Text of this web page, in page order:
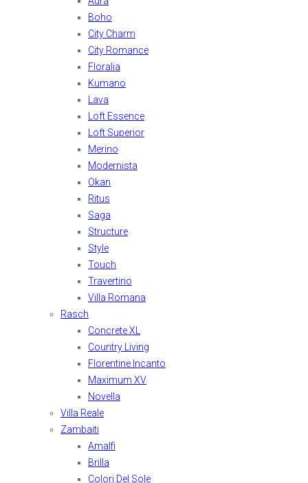
Boho
City Charm
City Romance
Floralia
Kumano
Lava
Loft Essence
Loft Superior
Merino
Modernista
Okan
Ritus
Saga
Structure
Style
Touch
Travertino
Villa Romana
Rasch
Concrete XL
Country Living
Florentine Incanto
Maximum XV
Novella
Villa Reale
Zambaiti
Amalfi
Brilla
Colori Del Sole